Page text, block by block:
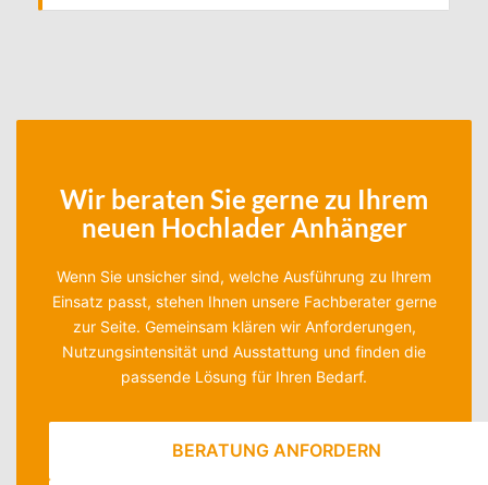
Wir beraten Sie gerne zu Ihrem
neuen Hochlader Anhänger
Wenn Sie unsicher sind, welche Ausführung zu Ihrem
Einsatz passt, stehen Ihnen unsere Fachberater gerne
zur Seite. Gemeinsam klären wir Anforderungen,
Nutzungsintensität und Ausstattung und finden die
passende Lösung für Ihren Bedarf.
BERATUNG ANFORDERN